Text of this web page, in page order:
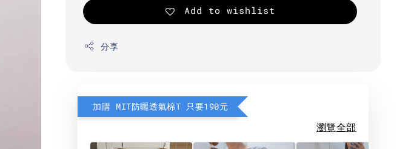
Add to wishlist
分享
加購 MIT防曬透氣棉T 只要190元
瀏覽全部